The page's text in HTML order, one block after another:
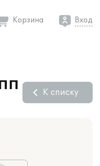
Корзина Вход
К списку